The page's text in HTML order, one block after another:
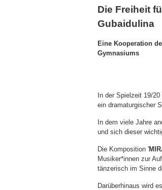
Die Freiheit
Gubaidulina
Eine Kooperation
Gymnasiums
In der Spielzeit 19/20
ein dramaturgischer
In dem viele Jahre
und sich dieser
Die Komposition '
Musiker*innen zur
tänzerisch im Sinne
Darüberhinaus wird